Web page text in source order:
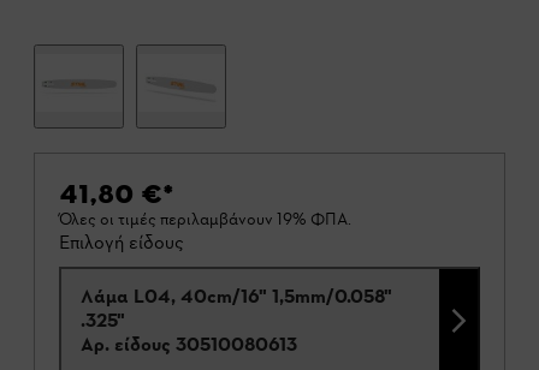
41,80 €*
Όλες οι τιμές περιλαμβάνουν 19% ΦΠΑ.
Επιλογή είδους
Λάμα L04, 40cm/16" 1,5mm/0.058"
.325"
Αρ. είδους 30510080613